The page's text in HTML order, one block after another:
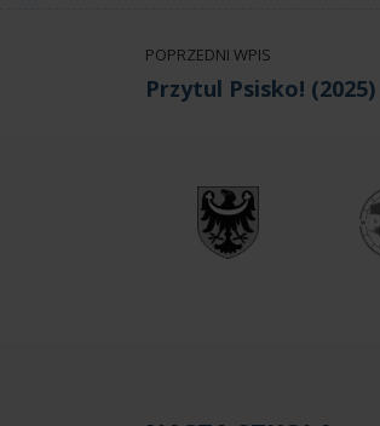
POPRZEDNI WPIS
Przytul Psisko! (2025)